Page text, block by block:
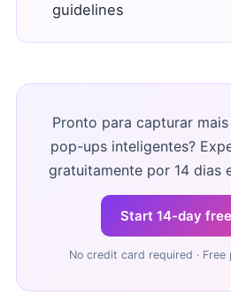
guidelines
Pronto para capturar
pop-ups inteligentes?
gratuitamente por 14 dias
Start 14-day
No credit card required · Free